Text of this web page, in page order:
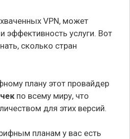
VPN, может
эффективность услуги. Вот
сколько стран
плану этот провайдер
по всему миру, что
для этих версий.
планам у вас есть